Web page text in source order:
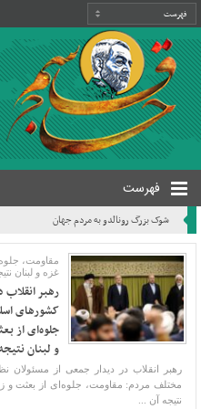
فهرست
شوک بزرگ رونالدو به مردم جهان
مقاومت،
غزه و لبنان
رهبر
کشورهای
جلوه‌ای از
و لبنان
رهبر انقلاب در دیدار جمعی از
مختلف مردم: مقاومت، جلوه‌ای از بعثت و
نتیجه آن ...